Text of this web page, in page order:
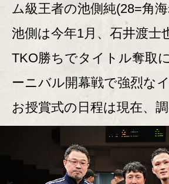
ム級王者の池側純(28=角
池側は今年1月、石井渡士
TKO勝ちでタイトル奪取
ーニバル開幕戦で強烈な
お授賞式の日程は現在、調